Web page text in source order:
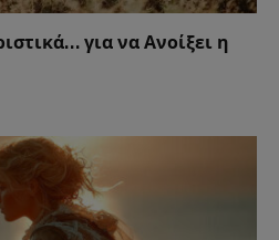
για να Ανοίξει η